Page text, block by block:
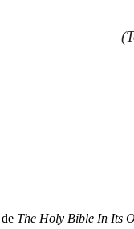
The Holy Bible In Its